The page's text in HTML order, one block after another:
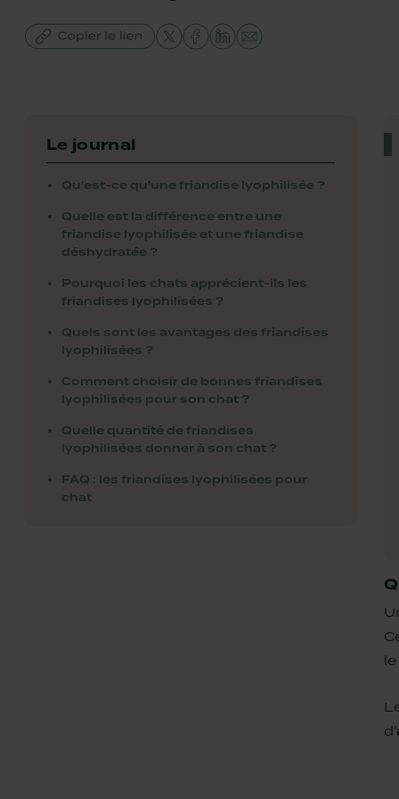
d'
Le journal
Qu'est-ce qu'une friandise lyophilisée ?
Quelle est la différence entre une
friandise lyophilisée et une friandise
déshydratée ?
Pourquoi les chats apprécient-ils les
friandises lyophilisées ?
Quels sont les avantages des friandises
lyophilisées ?
Comment choisir de bonnes friandises
lyophilisées pour son chat ?
Quelle quantité de friandises
lyophilisées donner à son chat ?
FAQ : les friandises lyophilisées pour
chat